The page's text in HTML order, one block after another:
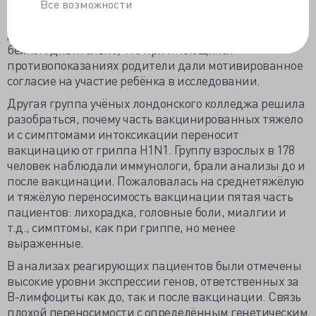
Все возможности
даже при астме иммунизация вакциной на курином
белке. Удивительно, что при имеющихся
противопоказаниях родители дали мотивированное
согласие на участие ребёнка в исследовании.
Другая группа учёных лондонского колледжа решила
разобраться, почему часть вакцинированных тяжело
и с симптомами интоксикации переносит
вакцинацию от гриппа H1N1. Группу взрослых в 178
человек наблюдали иммунологи, брали анализы до и
после вакцинации. Пожаловалась на среднетяжёлую
и тяжёлую переносимость вакцинации пятая часть
пациентов: лихорадка, головные боли, миалгии и
т.д., симптомы, как при гриппе, но менее
выраженные.
В анализах реагирующих пациентов были отмечены
высокие уровни экспрессии генов, ответственных за
В-лимфоциты как до, так и после вакцинации. Связь
плохой переносимости с определённым генетическим